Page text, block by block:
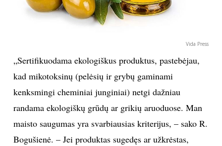
Vida Press
„Sertifikuodama ekologiškus produktus, pastebėjau,
kad mikotoksinų (pelėsių ir grybų gaminami
kenksmingi cheminiai junginiai) netgi dažniau
randama ekologiškų grūdų ar grikių aruoduose. Man
maisto saugumas yra svarbiausias kriterijus, – sako R.
Bogušienė. – Jei produktas sugedęs ar užkrėstas,